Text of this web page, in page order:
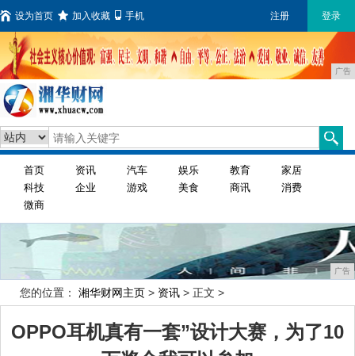
设为首页 加入收藏 手机 注册 登录
广告
首页 资讯 汽车 娱乐 教育
家居
科技
企业 游戏 美食 商讯
消费
微商
广告
您的位置： 湘华财网主页 > 资讯 > 正文 >
OPPO耳机真有一套”设计大赛，为了10